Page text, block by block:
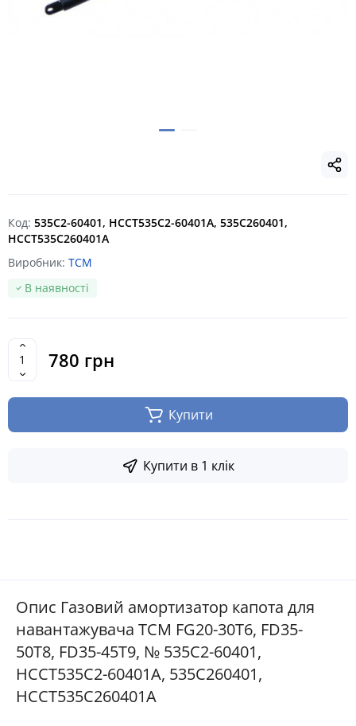
Код: 535C2-60401, HCCT535C2-60401A, 535C260401,
HCCT535C260401A
Виробник: TCM
В наявності
780 грн
Купити
Купити в 1 клік
Опис Газовий амортизатор капота для
навантажувача TCM FG20-30T6, FD35-
50T8, FD35-45T9, № 535C2-60401,
HCCT535C2-60401A, 535C260401,
HCCT535C260401A